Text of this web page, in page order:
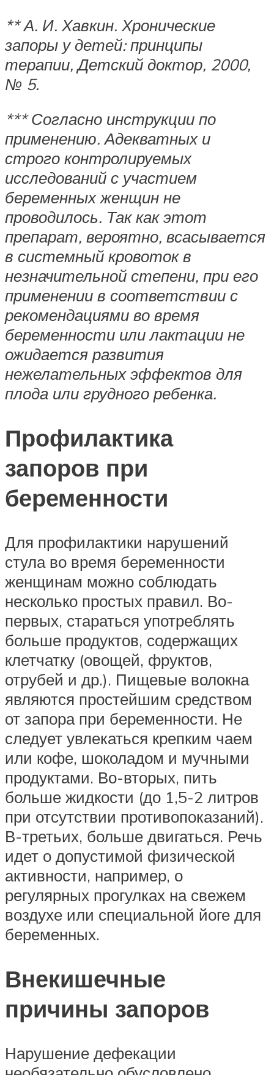
**А. И. Хавкин. Хронические
запоры у детей: принципы
терапии, Детский доктор, 2000,
№ 5.
*** Согласно инструкции по
применению. Адекватных и
строго контролируемых
исследований с участием
беременных женщин не
проводилось. Так как этот
препарат, вероятно, всасывается
в системный кровоток в
незначительной степени, при его
применении в соответствии с
рекомендациями во время
беременности или лактации не
ожидается развития
нежелательных эффектов для
плода или грудного ребенка.
Профилактика
запоров при
беременности
Для профилактики нарушений
стула во время беременности
женщинам можно соблюдать
несколько простых правил. Во-
первых, стараться употреблять
больше продуктов, содержащих
клетчатку (овощей, фруктов,
отрубей и др.). Пищевые волокна
являются простейшим средством
от запора при беременности. Не
следует увлекаться крепким чаем
или кофе, шоколадом и мучными
продуктами. Во-вторых, пить
больше жидкости (до 1,5-2 литров
при отсутствии противопоказаний).
В-третьих, больше двигаться. Речь
идет о допустимой физической
активности, например, о
регулярных прогулках на свежем
воздухе или специальной йоге для
беременных.
Внекишечные
причины запоров
Нарушение дефекации